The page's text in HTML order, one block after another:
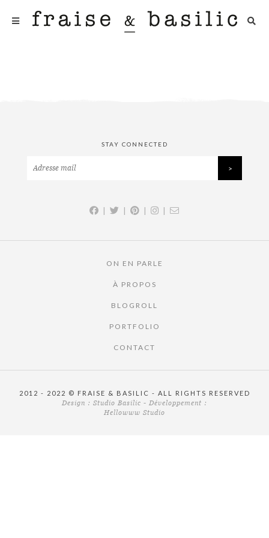
STAY CONNECTED
| | | |
ON EN PARLE
À PROPOS
BLOGROLL
PORTFOLIO
CONTACT
2012 - 2022 © FRAISE & BASILIC - ALL RIGHTS RESERVED
Design : Studio Basilic - Développement :
Hellowww Studio